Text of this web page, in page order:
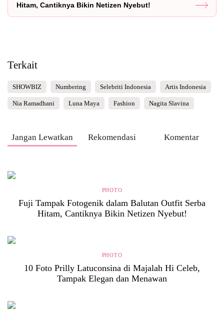
Hitam, Cantiknya Bikin Netizen Nyebut!
Terkait
SHOWBIZ Numbering Selebriti Indonesia Artis Indonesia
Nia Ramadhani Luna Maya Fashion Nagita Slavina
Jangan Lewatkan Rekomendasi Komentar
PHOTO
Fuji Tampak Fotogenik dalam Balutan Outfit Serba
Hitam, Cantiknya Bikin Netizen Nyebut!
PHOTO
10 Foto Prilly Latuconsina di Majalah Hi Celeb,
Tampak Elegan dan Menawan